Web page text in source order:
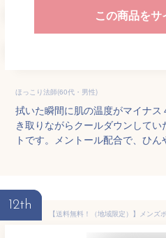
この商品をサ
ほっこり法師(60代・男性)
拭いた瞬間に肌の温度がマイナ
き取りながらクールダウンして
トです。メントール配合で、ひん
12th